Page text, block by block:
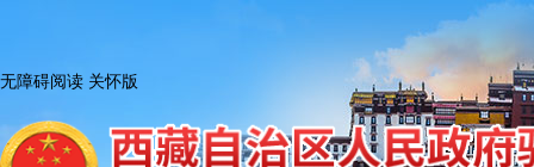
无障碍阅读 关怀版